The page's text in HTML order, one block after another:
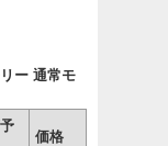
ー 通常モ
価格